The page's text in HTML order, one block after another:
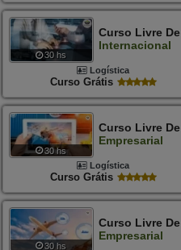
30 hs
Curso Livre De
Internacional
Logística
Curso Grátis
30 hs
Curso Livre De
Empresarial
Logística
Curso Grátis
30 hs
Curso Livre De
Empresarial